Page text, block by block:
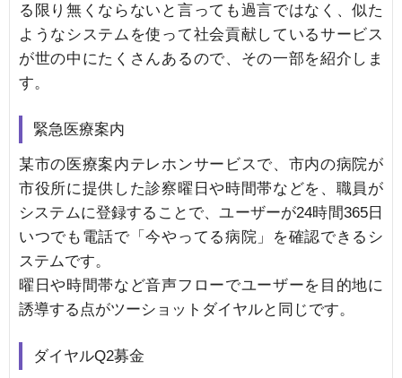
る限り無くならないと言っても過言ではなく、似た
ようなシステムを使って社会貢献しているサービス
が世の中にたくさんあるので、その一部を紹介しま
す。
緊急医療案内
某市の医療案内テレホンサービスで、市内の病院が
市役所に提供した診察曜日や時間帯などを、職員が
システムに登録することで、ユーザーが24時間365日
いつでも電話で「今やってる病院」を確認できるシ
ステムです。
曜日や時間帯など音声フローでユーザーを目的地に
誘導する点がツーショットダイヤルと同じです。
ダイヤルQ2募金